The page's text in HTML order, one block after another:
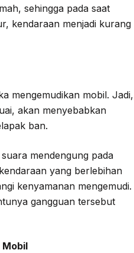
sehingga pada saat
kendaraan menjadi kurang
mengemudikan mobil. Jadi,
akan menyebabkan
ban.
mendengung pada
yang berlebihan
kenyamanan mengemudi.
gangguan tersebut
Mobil